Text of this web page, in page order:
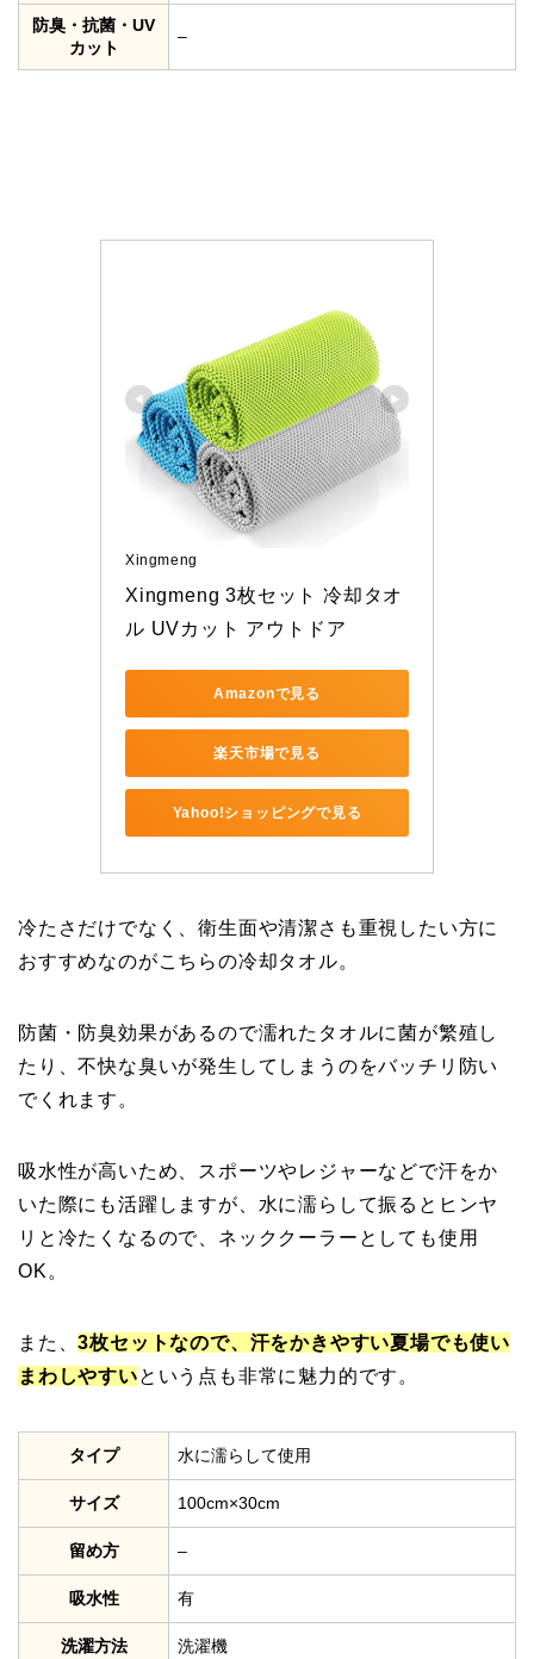
防臭・抗菌・UV
カット
–
Xingmeng
Xingmeng 3枚セット 冷却タオ
ル UVカット アウトドア
Amazonで見る
楽天市場で見る
Yahoo!ショッピングで見る
冷たさだけでなく、衛生面や清潔さも重視したい方に
おすすめなのがこちらの冷却タオル。
防菌・防臭効果があるので濡れたタオルに菌が繁殖し
たり、不快な臭いが発生してしまうのをバッチリ防い
でくれます。
吸水性が高いため、スポーツやレジャーなどで汗をか
いた際にも活躍しますが、水に濡らして振るとヒンヤ
リと冷たくなるので、ネッククーラーとしても使用
OK。
また、3枚セットなので、汗をかきやすい夏場でも使い
まわしやすいという点も非常に魅力的です。
タイプ 水に濡らして使用
サイズ 100cm×30cm
留め方 –
吸水性 有
洗濯方法 洗濯機